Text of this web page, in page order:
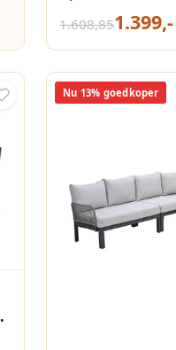
1.608,851.399,-
Nu 13% goedkoper